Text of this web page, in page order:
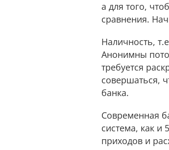
а для того,
сравнения.
Наличность,
Анонимны
требуется
совершаться,
банка.
Современная
система, как и
приходов и